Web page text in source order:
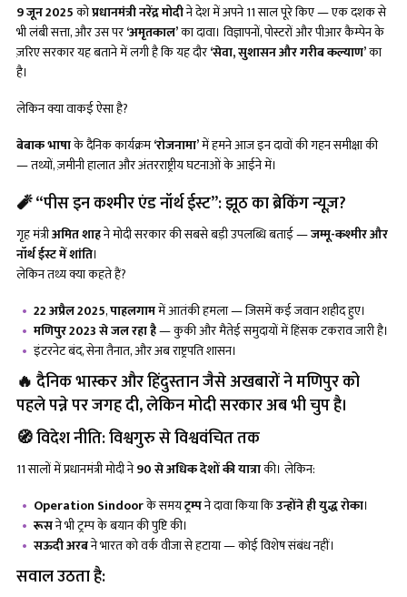
9 जून 2025कोप्रधानमंत्री नरेंद्र मोदीने देश में अपने 11 साल पूरे किए — एक दशक से
भी लंबी सत्ता, और उस पर‘अमृतकाल’का दावा। विज्ञापनों, पोस्टरों और पीआर कैम्पेन के
ज़रिए सरकार यह बताने में लगी है कि यह दौर‘सेवा, सुशासन और गरीब कल्याण’का
है।
लेकिन क्या वाकई ऐसा है?
बेबाक भाषाके दैनिक कार्यक्रम‘रोजनामा’में हमने आज इन दावों की गहन समीक्षा की
— तथ्यों, ज़मीनी हालात और अंतरराष्ट्रीय घटनाओं के आईने में।
🧨 “पीस इन कश्मीर एंड नॉर्थ ईस्ट”: झूठ का ब्रेकिंग न्यूज़?
गृह मंत्रीअमित शाहने मोदी सरकार की सबसे बड़ी उपलब्धि बताई —जम्मू-कश्मीर और
नॉर्थ ईस्ट में शांति।
लेकिन तथ्य क्या कहते हैं?
22 अप्रैल 2025,पाहलगाममें आतंकी हमला — जिसमें कई जवान शहीद हुए।
मणिपुर2023 से जल रहा है— कुकी और मैतेई समुदायों में हिंसक टकराव जारी है।
इंटरनेट बंद, सेना तैनात, और अब राष्ट्रपति शासन।
🔥 दैनिक भास्कर और हिंदुस्तान जैसे अखबारों ने मणिपुर को
पहले पन्ने पर जगह दी, लेकिन मोदी सरकार अब भी चुप है।
🧭 विदेश नीति: विश्वगुरु से विश्ववंचित तक
11 सालों में प्रधानमंत्री मोदी ने90 से अधिक देशों की यात्राकी। लेकिन:
Operation Sindoorके समयट्रम्पने दावा किया किउन्होंने ही युद्ध रोका।
रूसने भी ट्रम्प के बयान की पुष्टि की।
सऊदी अरबने भारत को वर्क वीजा से हटाया — कोई विशेष संबंध नहीं।
सवाल उठता है: